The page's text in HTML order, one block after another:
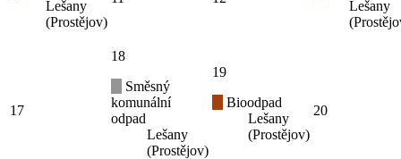
Lešany
(Prostějov)
Lešany
17
18
Směsný
komunální
odpad
Lešany
(Prostějov)
19
Bioodpad
Lešany
(Prostějov)
20